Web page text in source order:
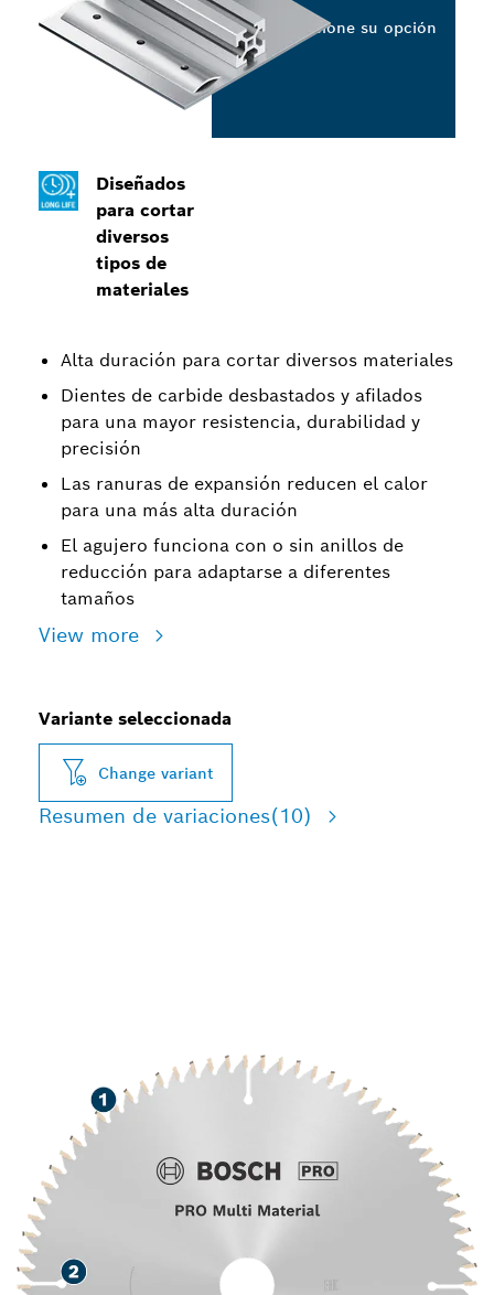
Diseñados
para cortar
diversos
tipos de
materiales
Alta duración para cortar diversos materiales
Dientes de carbide desbastados y afilados
para una mayor resistencia, durabilidad y
precisión
Las ranuras de expansión reducen el calor
para una más alta duración
El agujero funciona con o sin anillos de
reducción para adaptarse a diferentes
tamaños
View more
Seleccione su opción
Variante seleccionada
Change variant
Resumen de variaciones(10)